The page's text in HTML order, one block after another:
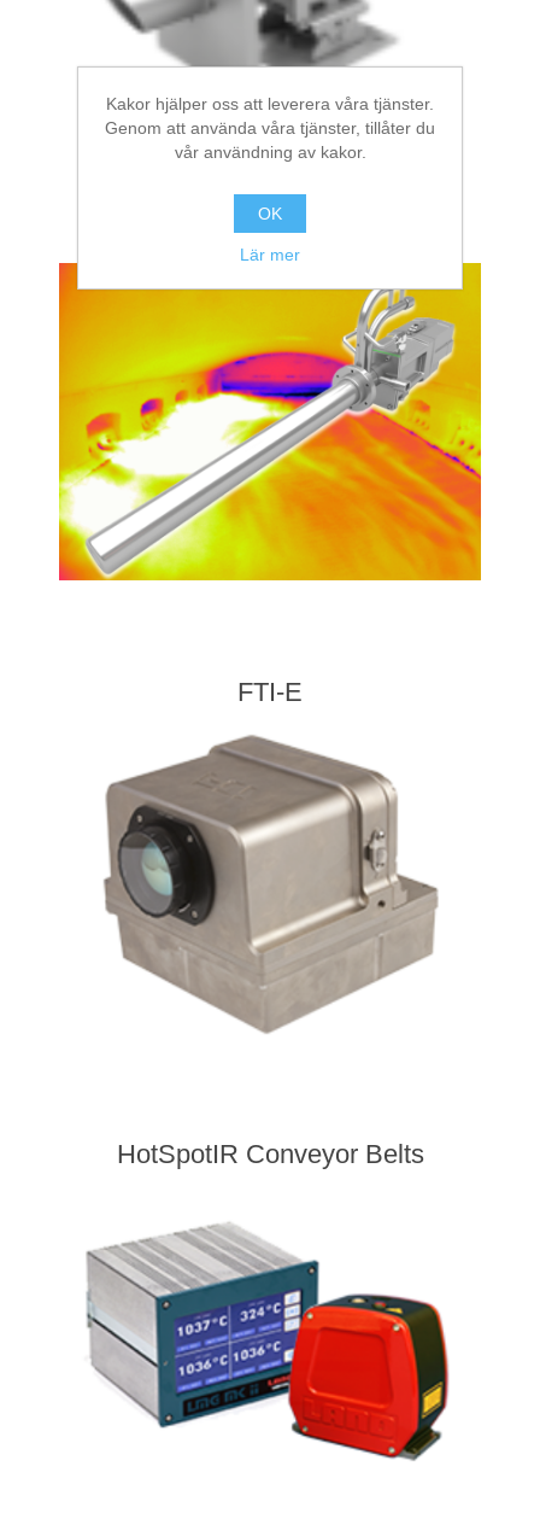
NIR-Borescope-2K-Glass
FTI-E
HotSpotIR Conveyor Belts
Kakor hjälper oss att leverera våra tjänster.
Genom att använda våra tjänster, tillåter du
vår användning av kakor.
OK
Lär mer